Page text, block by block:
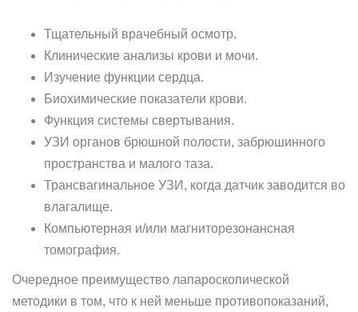
Тщательный врачебный осмотр.
Клинические анализы крови и мочи.
Изучение функции сердца.
Биохимические показатели крови.
Функция системы свертывания.
УЗИ органов брюшной полости, забрюшинного
пространства и малого таза.
Трансвагинальное УЗИ, когда датчик заводится во
влагалище.
Компьютерная и/или магниторезонансная
томография.
Очередное преимущество лапароскопической
методики в том, что к ней меньше противопоказаний,